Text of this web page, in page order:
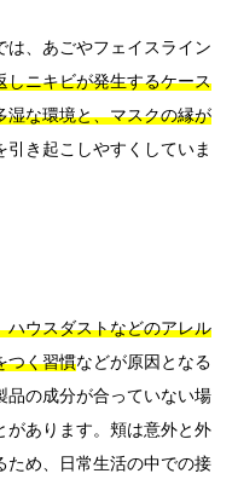
は、あごやフェイスライン
しニキビが発生するケース
湿な環境と、マスクの縁が
引き起こしやすくしていま
ハウスダストなどのアレル
つく習慣などが原因となる
品の成分が合っていない場
があります。頬は意外と外
ため、日常生活の中での接